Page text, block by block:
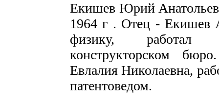
Екишев Юрий
1964 г . Отец - Екишев
физику, работал
конструкторском
Евлалия Николаевна,
патентоведом.